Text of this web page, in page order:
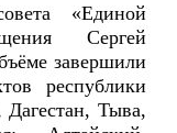
«Единой
Сергей
завершили
республики
Тыва,